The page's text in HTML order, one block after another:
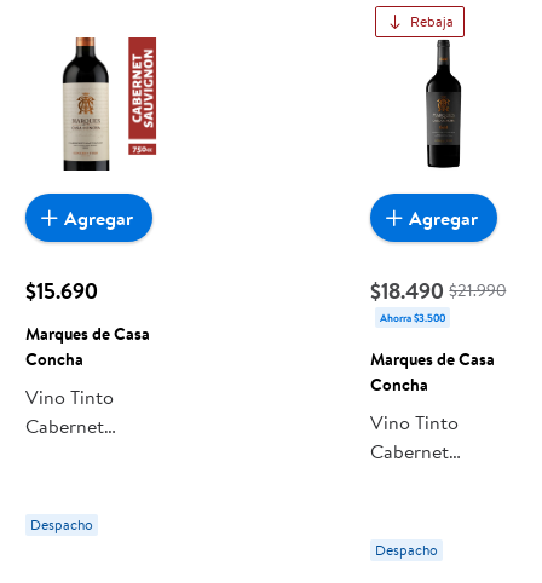
$15.690
Marques de Casa
Concha
Vino Tinto
Cabernet
Marques de Casa
Concha
Despacho
Agregar
Rebaja
$18.490 $21.990
Ahorra $3.500
Marques de Casa
Concha
Vino Tinto
Cabernet
ml Marques de
Casa Concha
Despacho
Agregar